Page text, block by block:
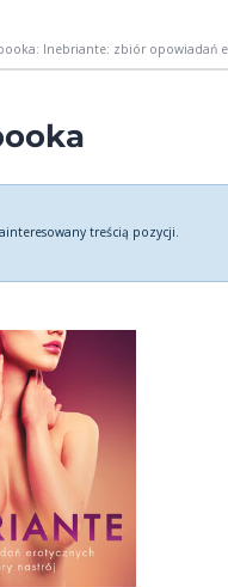
Inebriante: zbiór opowiadań
treścią pozycji.